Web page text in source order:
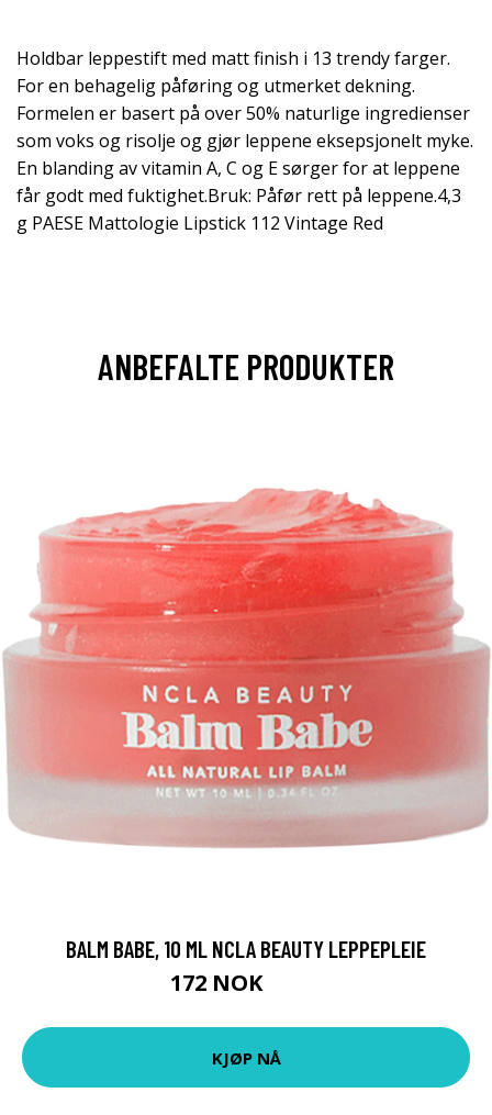
Holdbar leppestift med matt finish i 13 trendy farger.
For en behagelig påføring og utmerket dekning.
Formelen er basert på over 50% naturlige ingredienser
som voks og risolje og gjør leppene eksepsjonelt myke.
En blanding av vitamin A, C og E sørger for at leppene
får godt med fuktighet.Bruk: Påfør rett på leppene.4,3
g PAESE Mattologie Lipstick 112 Vintage Red
ANBEFALTE PRODUKTER
BALM BABE, 10 ML NCLA BEAUTY LEPPEPLEIE
172 NOK
KJØP NÅ